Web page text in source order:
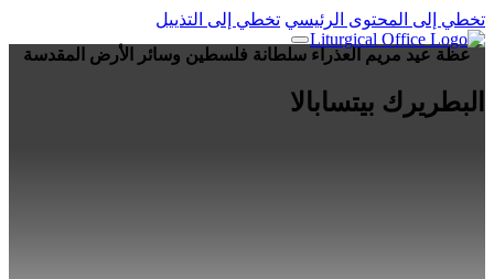
تخطي إلى المحتوى الرئيسي تخطي إلى التذييل
عظة عيد مريم العذراء سلطانة فلسطين وسائر الأرض المقدسة
البطريرك بيتسابالا